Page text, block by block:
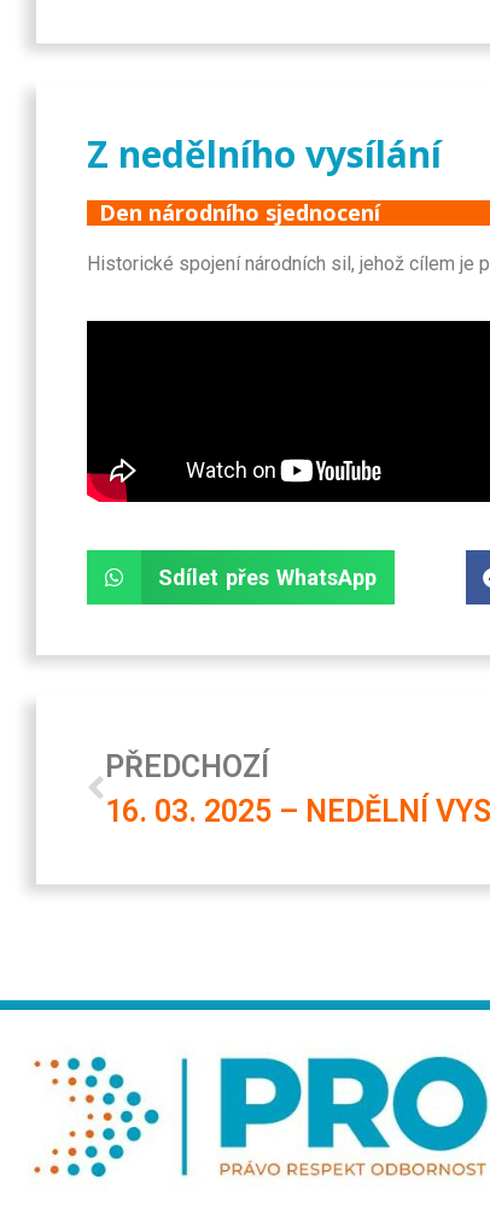
Z nedělního vysílání
Den národního sjednocení
Historické spojení národních sil, jehož cílem je
Sdílet přes WhatsApp
PŘEDCHOZÍ
16. 03. 2025 – NEDĚLNÍ